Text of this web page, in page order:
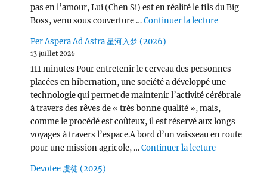
pas en l’amour, Lui (Chen Si) est en réalité le fils du Big
Boss, venu sous couverture …Continuer la lecturede « Victory
Per Aspera Ad Astra 星河入梦 (2026)
13 juillet 2026
111 minutes Pour entretenir le cerveau des personnes
placées en hibernation, une société a développé une
technologie qui permet de maintenir l’activité cérébrale
à travers des rêves de « très bonne qualité », mais,
comme le procédé est coûteux, il est réservé aux longs
voyages à travers l’espace.A bord d’un vaisseau en route
pour une mission agricole, …Continuer la lecturede « Per
Devotee 虔徒 (2025)